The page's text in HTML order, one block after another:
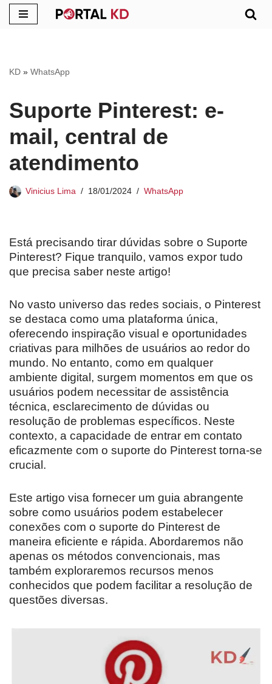
conteúdo
KD » WhatsApp
Suporte Pinterest: e-
mail, central de
atendimento
Vinicius Lima 18/01/2024 WhatsApp
Está precisando tirar dúvidas sobre o Suporte
Pinterest? Fique tranquilo, vamos expor tudo
que precisa saber neste artigo!
No vasto universo das redes sociais, o Pinterest
se destaca como uma plataforma única,
oferecendo inspiração visual e oportunidades
criativas para milhões de usuários ao redor do
mundo. No entanto, como em qualquer
ambiente digital, surgem momentos em que os
usuários podem necessitar de assistência
técnica, esclarecimento de dúvidas ou
resolução de problemas específicos. Neste
contexto, a capacidade de entrar em contato
eficazmente com o suporte do Pinterest torna-se
crucial.
Este artigo visa fornecer um guia abrangente
sobre como usuários podem estabelecer
conexões com o suporte do Pinterest de
maneira eficiente e rápida. Abordaremos não
apenas os métodos convencionais, mas
também exploraremos recursos menos
conhecidos que podem facilitar a resolução de
questões diversas.